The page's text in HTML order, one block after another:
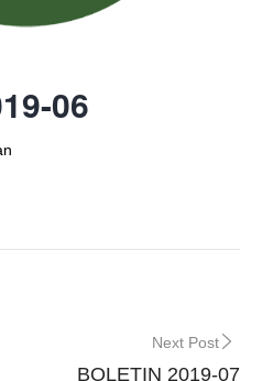
06
Next Post
BOLETIN 2019-07